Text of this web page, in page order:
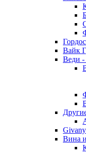
Вайк
Веди
Вина